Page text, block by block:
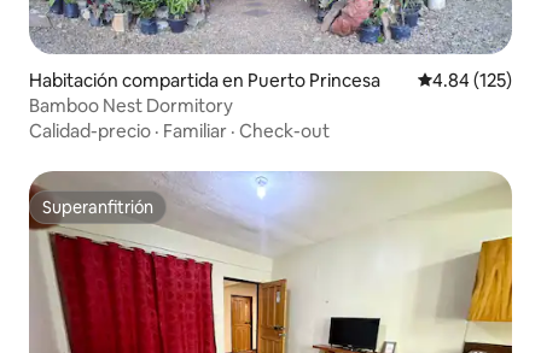
Habitación compartida en Puerto Princesa Calificación
4.84 (125)
Bamboo Nest Dormitory
Calidad-precio · Familiar · Check-out
Superanfitrión
Superanfitrión